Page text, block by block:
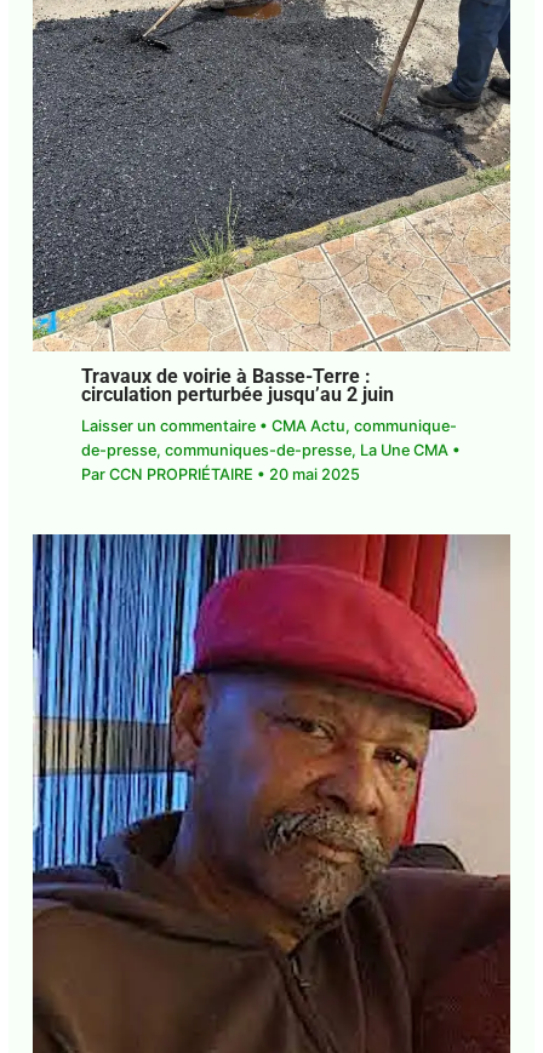
Travaux de voirie à Basse-Terre :
circulation perturbée jusqu’au 2 juin
Laisser un commentaire • CMA Actu, communique-
de-presse, communiques-de-presse, La Une CMA •
Par CCN PROPRIÉTAIRE • 20 mai 2025